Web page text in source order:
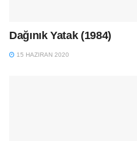
Dağınık Yatak (1984)
15 HAZIRAN 2020